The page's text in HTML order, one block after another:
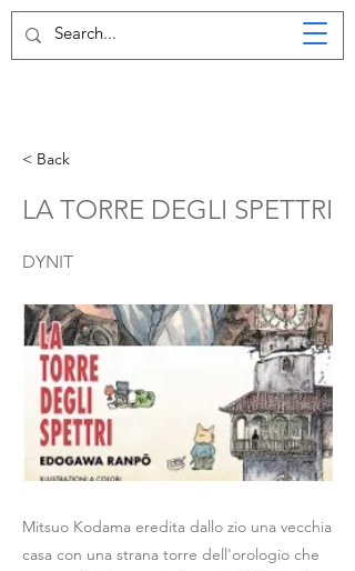
< Back
LA TORRE DEGLI SPETTRI
DYNIT
Mitsuo Kodama eredita dallo zio una vecchia
casa con una strana torre dell'orologio che